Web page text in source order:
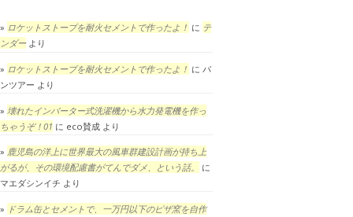
ロケットストーブを耐火セメントで作ったよ！ に テ
ンダーより
ロケットストーブを耐火セメントで作ったよ！ に パ
ンツアー より
壊れたインバーター式洗濯機から水力発電機を作っ
ちゃうぞ！01 に eco賛成 より
鹿児島の洋上に世界最大の風車群建設計画が持ち上
がるが、その環境配慮書がてんでダメ、という話。
に
マエダシンイチ より
ドラム缶とセメントで、一万円以下のピザ窯を自作